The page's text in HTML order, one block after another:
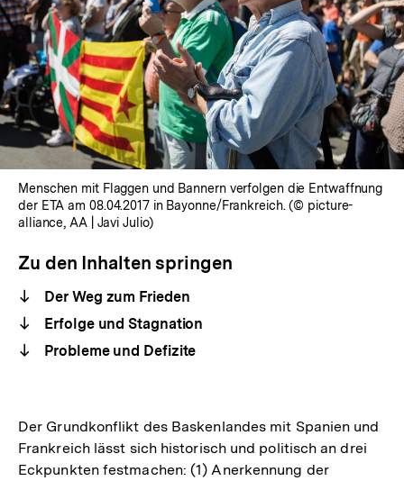
Menschen mit Flaggen und Bannern verfolgen die Entwaffnung
der ETA am 08.04.2017 in Bayonne/Frankreich. (© picture-
alliance, AA | Javi Julio)
Zu den Inhalten springen
Der Weg zum Frieden
Erfolge und Stagnation
Probleme und Defizite
Der Grundkonflikt des Baskenlandes mit Spanien und
Frankreich lässt sich historisch und politisch an drei
Eckpunkten festmachen: (1) Anerkennung der